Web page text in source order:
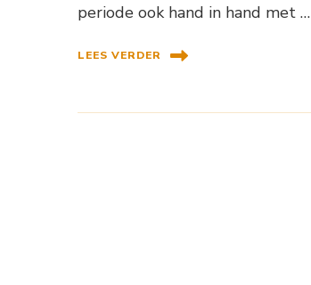
periode ook hand in hand met …
LEES VERDER